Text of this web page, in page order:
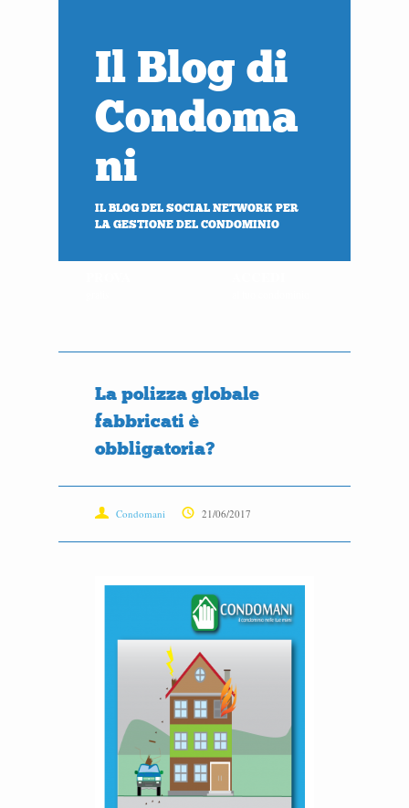
Il Blog di
Condoma
ni
IL BLOG DEL SOCIAL NETWORK PER
LA GESTIONE DEL CONDOMINIO
La polizza globale
fabbricati è
obbligatoria?
Condomani 21/06/2017